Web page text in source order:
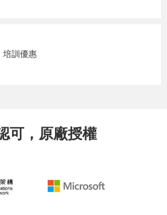
培訓優惠
可，原廠授權